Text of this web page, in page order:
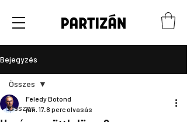
Bejegyzés
Összes
Összes
Feledy Botond
jún. 17. 8 perc olvasás